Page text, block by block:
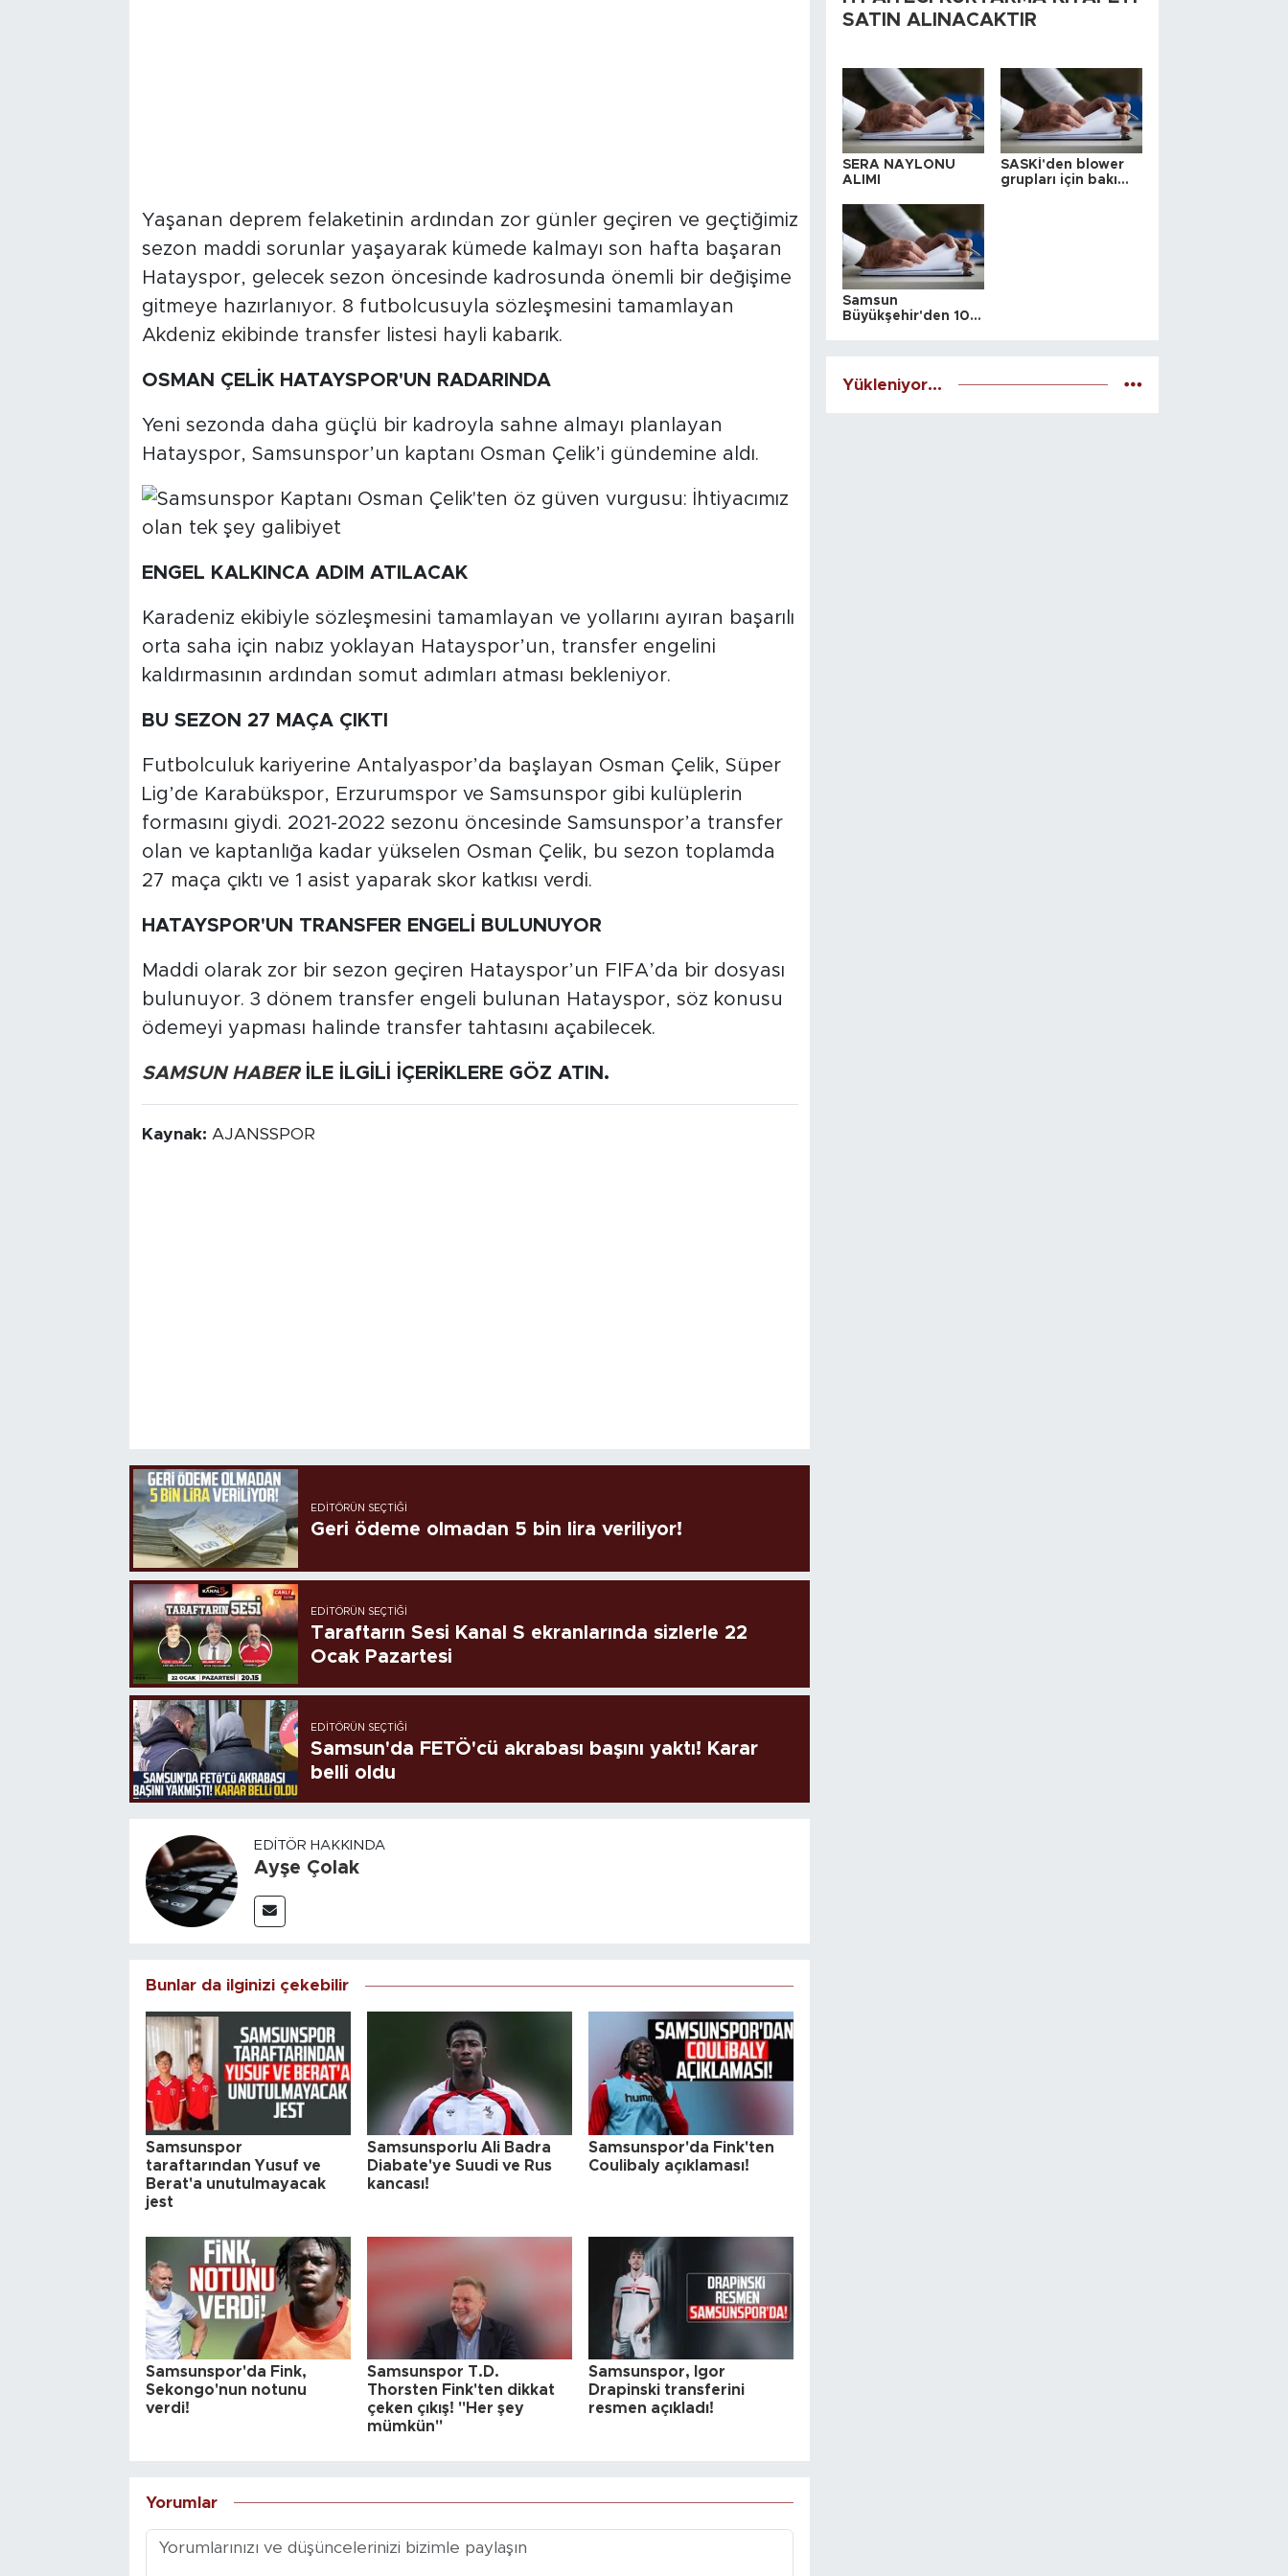
Yaşanan deprem felaketinin ardından zor günler geçiren ve geçtiğimiz
sezon maddi sorunlar yaşayarak kümede kalmayı son hafta başaran
Hatayspor, gelecek sezon öncesinde kadrosunda önemli bir değişime
gitmeye hazırlanıyor. 8 futbolcusuyla sözleşmesini tamamlayan
Akdeniz ekibinde transfer listesi hayli kabarık.
OSMAN ÇELİK HATAYSPOR'UN RADARINDA
Yeni sezonda daha güçlü bir kadroyla sahne almayı planlayan
Hatayspor, Samsunspor’un kaptanı Osman Çelik’i gündemine aldı.
ENGEL KALKINCA ADIM ATILACAK
Karadeniz ekibiyle sözleşmesini tamamlayan ve yollarını ayıran başarılı
orta saha için nabız yoklayan Hatayspor’un, transfer engelini
kaldırmasının ardından somut adımları atması bekleniyor.
BU SEZON 27 MAÇA ÇIKTI
Futbolculuk kariyerine Antalyaspor’da başlayan Osman Çelik, Süper
Lig’de Karabükspor, Erzurumspor ve Samsunspor gibi kulüplerin
formasını giydi. 2021-2022 sezonu öncesinde Samsunspor’a transfer
olan ve kaptanlığa kadar yükselen Osman Çelik, bu sezon toplamda
27 maça çıktı ve 1 asist yaparak skor katkısı verdi.
HATAYSPOR'UN TRANSFER ENGELİ BULUNUYOR
Maddi olarak zor bir sezon geçiren Hatayspor’un FIFA’da bir dosyası
bulunuyor. 3 dönem transfer engeli bulunan Hatayspor, söz konusu
ödemeyi yapması halinde transfer tahtasını açabilecek.
SAMSUN HABERİLE İLGİLİ İÇERİKLERE GÖZ ATIN.
Kaynak: AJANSSPOR
EDITÖRÜN SEÇTIĞI
Geri ödeme olmadan 5 bin lira veriliyor!
EDITÖRÜN SEÇTIĞI
Taraftarın Sesi Kanal S ekranlarında sizlerle 22
Ocak Pazartesi
EDITÖRÜN SEÇTIĞI
Samsun'da FETÖ'cü akrabası başını yaktı! Karar
belli oldu
EDITÖR HAKKINDA
Ayşe Çolak
Bunlar da ilginizi çekebilir
Samsunspor
taraftarından Yusuf ve
Berat'a unutulmayacak
jest
Samsunsporlu Ali Badra
Diabate'ye Suudi ve Rus
kancası!
Samsunspor'da Fink'ten
Coulibaly açıklaması!
Samsunspor'da Fink,
Sekongo'nun notunu
verdi!
Samsunspor T.D.
Thorsten Fink'ten dikkat
çeken çıkış! "Her şey
mümkün"
Samsunspor, Igor
Drapinski transferini
resmen açıkladı!
Yorumlar
SATIN ALINACAKTIR
SERA NAYLONU
ALIMI
SASKİ'den blower
grupları için bakım
Samsun
Büyükşehir'den 10
Yükleniyor...